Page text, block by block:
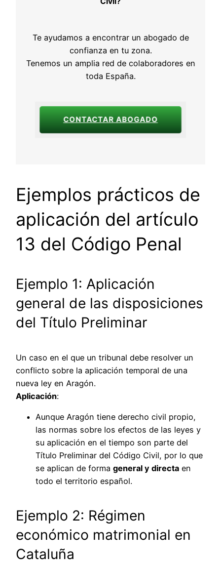
Te ayudamos a encontrar un abogado de
confianza en tu zona.
Tenemos un amplia red de colaboradores en
toda España.
CONTACTAR ABOGADO
Ejemplos prácticos de
aplicación del artículo
13 del Código Penal
Ejemplo 1: Aplicación
general de las disposiciones
del Título Preliminar
Un caso en el que un tribunal debe resolver un
conflicto sobre la aplicación temporal de una
nueva ley en Aragón.
Aplicación:
Aunque Aragón tiene derecho civil propio,
las normas sobre los efectos de las leyes y
su aplicación en el tiempo son parte del
Título Preliminar del Código Civil, por lo que
se aplican de forma general y directa en
todo el territorio español.
Ejemplo 2: Régimen
económico matrimonial en
Cataluña